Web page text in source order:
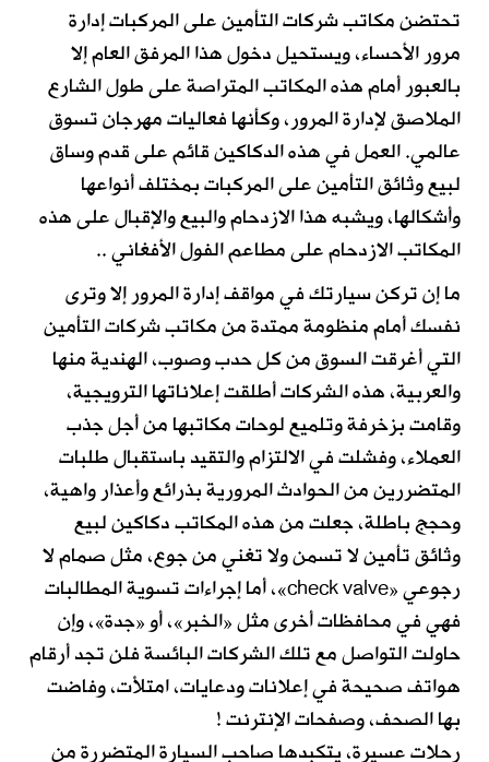
تحتضن مكاتب شركات التأمين على المركبات إدارة
مرور الأحساء، ويستحيل دخول هذا المرفق العام إلا
بالعبور أمام هذه المكاتب المتراصة على طول الشارع
الملاصق لإدارة المرور، وكأنها فعاليات مهرجان تسوق
عالمي. العمل في هذه الدكاكين قائم على قدم وساق
لبيع وثائق التأمين على المركبات بمختلف أنواعها
وأشكالها، ويشبه هذا الازدحام والبيع والإقبال على هذه
المكاتب الازدحام على مطاعم الفول الأفغاني ..
ما إن تركن سيارتك في مواقف إدارة المرور إلا وترى
نفسك أمام منظومة ممتدة من مكاتب شركات التأمين
التي أغرقت السوق من كل حدب وصوب، الهندية منها
والعربية، هذه الشركات أطلقت إعلاناتها الترويجية،
وقامت بزخرفة وتلميع لوحات مكاتبها من أجل جذب
العملاء، وفشلت في الالتزام والتقيد باستقبال طلبات
المتضررين من الحوادث المرورية بذرائع وأعذار واهية،
وحجج باطلة، جعلت من هذه المكاتب دكاكين لبيع
وثائق تأمين لا تسمن ولا تغني من جوع، مثل صمام لا
رجوعي «check valve»، أما إجراءات تسوية المطالبات
فهي في محافظات أخرى مثل «الخبر»، أو «جدة»، وإن
حاولت التواصل مع تلك الشركات البائسة فلن تجد أرقام
هواتف صحيحة في إعلانات ودعايات، امتلأت، وفاضت
بها الصحف، وصفحات الإنترنت !
رحلات عسيرة، يتكبدها صاحب السيارة المتضررة من